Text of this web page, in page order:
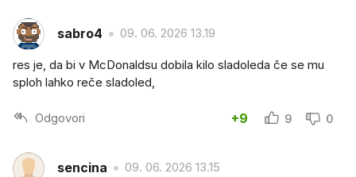
sabro4 09. 06. 2026 13.19
res je, da bi v McDonaldsu dobila kilo sladoleda če se mu
sploh lahko reče sladoled,
Odgovori +9 9 0
sencina 09. 06. 2026 13.15